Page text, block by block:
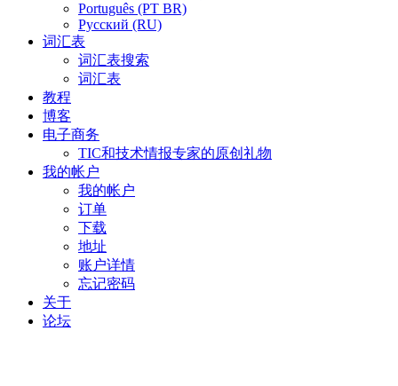
Português (PT BR)
Pусский (RU)
词汇表
词汇表搜索
词汇表
教程
博客
电子商务
TIC和技术情报专家的原创礼物
我的帐户
我的帐户
订单
下载
地址
账户详情
忘记密码
关于
论坛